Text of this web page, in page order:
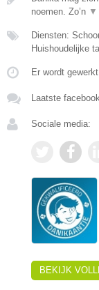
noemen. Zo’n ▼
Diensten:
Huishoudelijke
Er wordt
Laatste
Sociale media:
BEKIJK